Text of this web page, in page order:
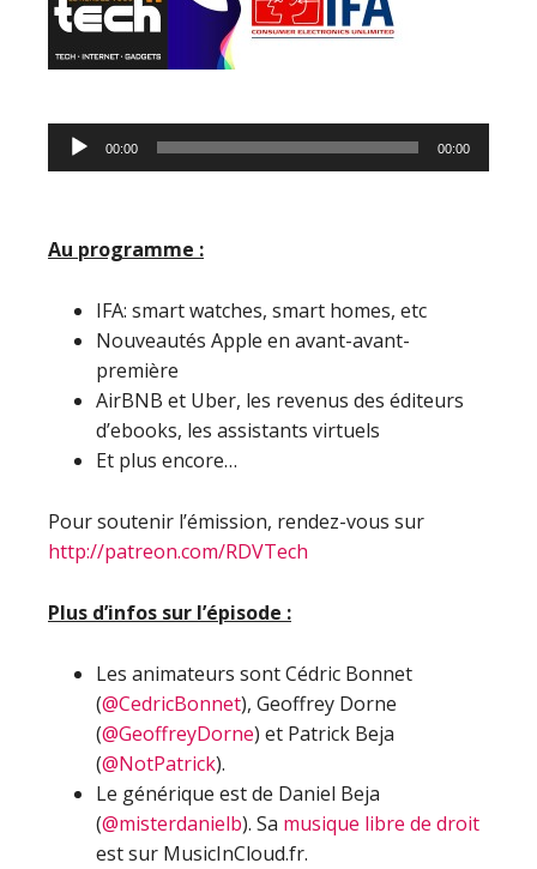
Lecteur
audio
00:00 00:00
Au programme :
IFA: smart watches, smart homes, etc
Nouveautés Apple en avant-avant-
première
AirBNB et Uber, les revenus des éditeurs
d’ebooks, les assistants virtuels
Et plus encore…
Pour soutenir l’émission, rendez-vous sur
http://patreon.com/RDVTech
Plus d’infos sur l’épisode :
Les animateurs sont Cédric Bonnet
(@CedricBonnet), Geoffrey Dorne
(@GeoffreyDorne) et Patrick Beja
(@NotPatrick).
Le générique est de Daniel Beja
(@misterdanielb). Sa musique libre de droit
est sur MusicInCloud.fr.